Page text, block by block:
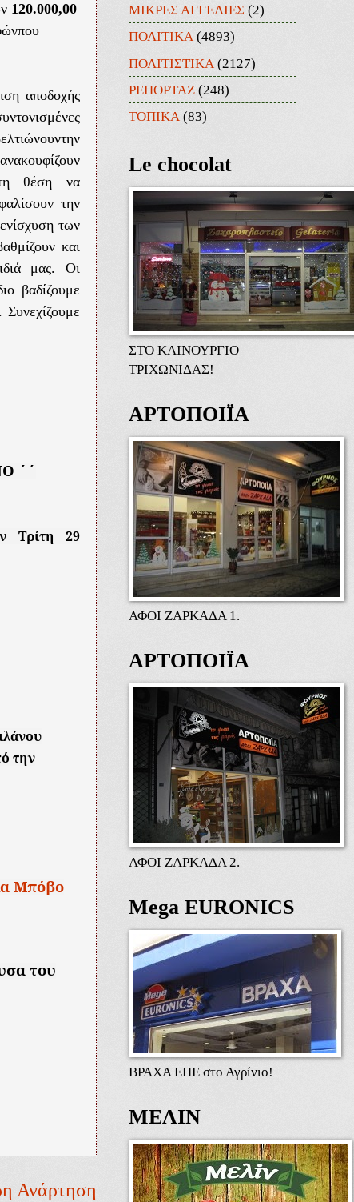
120.000,00
αποδοχής
ανακουφίζουν
θέση να
την
των
και
μας. Οι
βαδίζουμε
Συνεχίζουμε
΄΄
Τρίτη 29
την
Μπόβο
του
Ανάρτηση
ΜΙΚΡΕΣ ΑΓΓΕΛΙΕΣ (2)
ΠΟΛΙΤΙΚΑ (4893)
ΠΟΛΙΤΙΣΤΙΚΑ (2127)
ΡΕΠΟΡΤΑΖ (248)
ΤΟΠΙΚΑ (83)
Le chocolat
ΣΤΟ ΚΑΙΝΟΥΡΓΙΟ
ΤΡΙΧΩΝΙΔΑΣ!
ΑΡΤΟΠΟΙΪΑ
ΑΦΟΙ ΖΑΡΚΑΔΑ 1.
ΑΡΤΟΠΟΙΪΑ
ΑΦΟΙ ΖΑΡΚΑΔΑ 2.
Mega EURONICS
ΒΡΑΧΑ ΕΠΕ στο Αγρίνιο!
ΜΕΛΙΝ